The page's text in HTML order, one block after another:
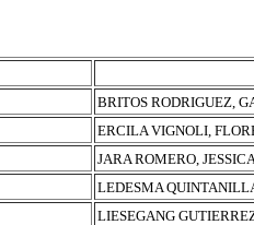
BRITOS RODRIGUEZ,
ERCILA VIGNOLI,
JARA ROMERO,
LEDESMA
LIESEGANG